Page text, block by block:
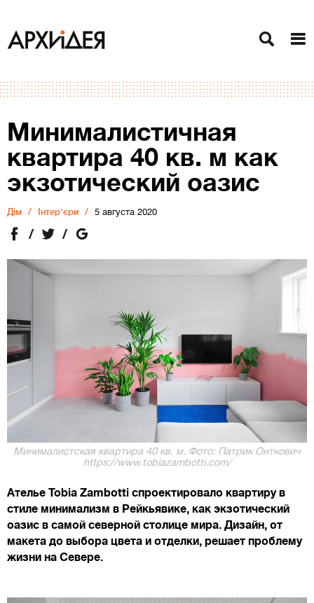
Минималистичная
квартира 40 кв. м как
экзотический оазис
Дiм Інтер'єри 5 августа 2020
Минималистская квартира 40 кв. м. Фото: Патрик Онткович
https://www.tobiazambotti.com/
Ателье Tobia Zambotti спроектировало квартиру в
стиле минимализм в Рейкьявике, как экзотический
оазис в самой северной столице мира. Дизайн, от
макета до выбора цвета и отделки, решает проблему
жизни на Севере.